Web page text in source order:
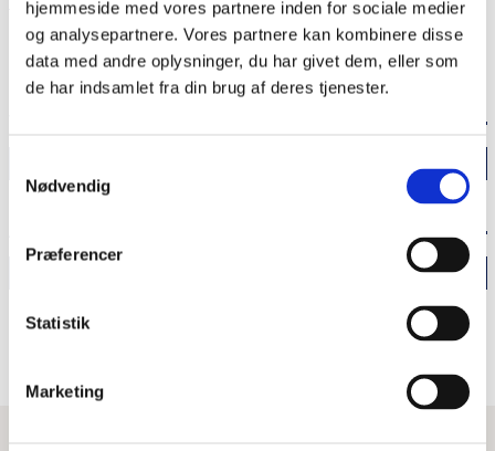
hjemmeside med vores partnere inden for sociale medier
og analysepartnere. Vores partnere kan kombinere disse
data med andre oplysninger, du har givet dem, eller som
de har indsamlet fra din brug af deres tjenester.
Nødvendig
Præferencer
Statistik
Marketing
Del siden
Dansk-tysk venskabsår
Walter Steinmeier: “Det
Drømmer jeg eller er jeg vågen?
Tillid og respekt bør præge det dansk-tyske forhold